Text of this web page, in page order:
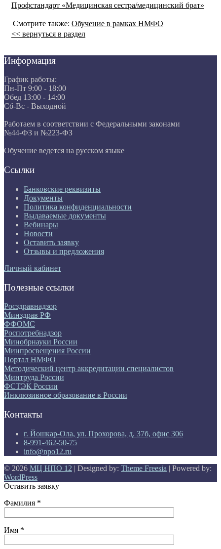
Профстандарт «Медицинская сестра/медицинский брат»
Смотрите также: Обучение в рамках НМФО
<< вернуться в раздел
Информация
График работы:
Пн-Пт 9:00 - 18:00
Обед 13:00 - 14:00
Сб-Вс - Выходной
Работаем в соответствии с Федеральными законами
№44-ФЗ и №223-ФЗ
Обучение ведется на русском языке
Ссылки
Банковские реквизиты
Документы
Политика конфиденциальности
Выдаваемые документы
Вебинары
Новости
Оставить заявку
Отзывы и предложения
Личный кабинет
Полезные ссылки
Росздравнадзор
Минздрав РФ
ФФОМС
Роспотребнадзор
Минобрнауки России
Минпросвещения России
Портал НМФО
Методический центр аккредитации специалистов
Минтруда России
ФСТЭК России
Инклюзивное образование в России
Контакты
г. Йошкар-Ола, ул. Прохорова, д. 37б, офис 306
8-991-462-50-75
info@npo12.ru
© 2026 МЦ НПО 12 | Designed by: Theme Freesia | Powered by:
WordPress
Оставить заявку
Фамилия *
Имя *